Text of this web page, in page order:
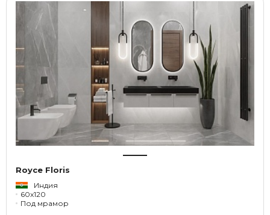
Royce Floris
Индия
60x120
Под мрамор